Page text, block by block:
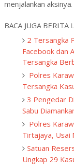
menjalankan aksinya.
BACA JUGA BERITA
2 Tersangka
Facebook dan
Tersangka
Polres
Tersangka
3 Pengedar
Sabu
Polres
Tirtajaya, Usai
Satuan
Ungkap 29